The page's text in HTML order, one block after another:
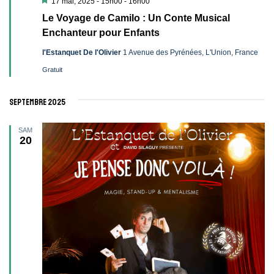
Le Voyage de Camilo : Un Conte Musical
Enchanteur pour Enfants
avant
l'Estanquet De l'Olivier 1 Avenue des Pyrénées, L'Union, France
Gratuit
septembre 2025
SAM
20